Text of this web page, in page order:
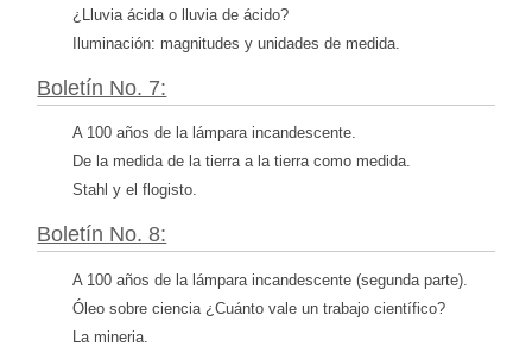
¿Lluvia ácida o lluvia de ácido?
Iluminación: magnitudes y unidades de medida.
Boletín No. 7:
A 100 años de la lámpara incandescente.
De la medida de la tierra a la tierra como medida.
Stahl y el flogisto.
Boletín No. 8:
A 100 años de la lámpara incandescente (segunda parte).
Óleo sobre ciencia ¿Cuánto vale un trabajo científico?
La mineria.